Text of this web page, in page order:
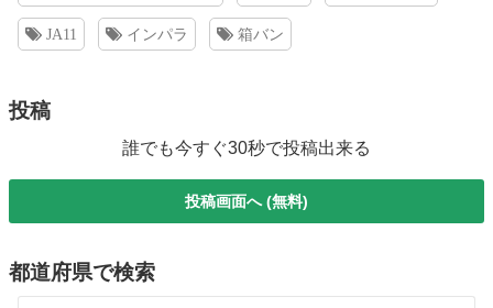
JA11 インパラ 箱バン
投稿
誰でも今すぐ30秒で投稿出来る
投稿画面へ (無料)
都道府県で検索